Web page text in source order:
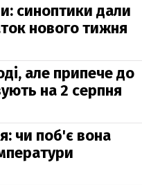
синоптики дали
нового тижня
але припече до
на 2 серпня
чи поб'є вона